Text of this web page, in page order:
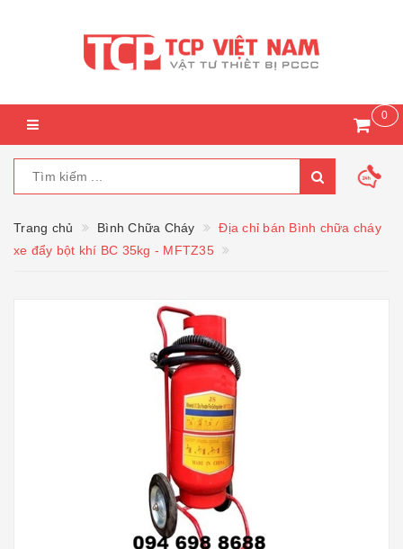
0
Trang chủ Bình Chữa Cháy
Địa chỉ bán Bình chữa cháy
xe đẩy bột khí BC 35kg - MFTZ35